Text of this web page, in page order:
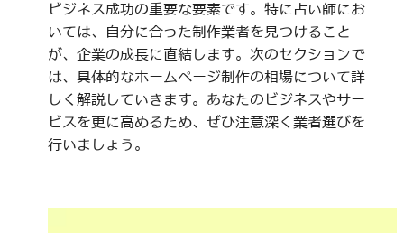
ビジネス成功の重要な要素です。特に占い師にお
いては、自分に合った制作業者を見つけること
が、企業の成長に直結します。次のセクションで
は、具体的なホームページ制作の相場について詳
しく解説していきます。あなたのビジネスやサー
ビスを更に高めるため、ぜひ注意深く業者選びを
行いましょう。